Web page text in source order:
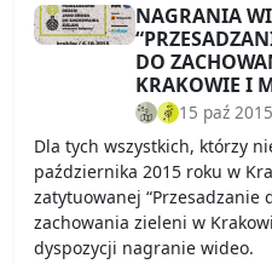
NAGRANIA
DO
KRAKOWIE I
15 paź 2015
Dla tych wszystkich, którzy
października 2015 roku w
zatytuowanej “Przesadzanie
zachowania zieleni w
dyspozycji nagranie wideo.